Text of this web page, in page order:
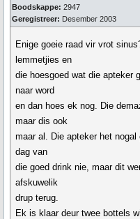
Boodskappe: 2947
Geregistreer: Desember 2003
Enige goeie raad vir vrot
lemmetjies en
die hoesgoed wat die apteker
naar word
en dan hoes ek nog. Die
maar dis ook
maar al. Die apteker het
dag van
die goed drink nie, maar dit
afskuwelik
drup terug.
Ek is klaar deur twee bottels